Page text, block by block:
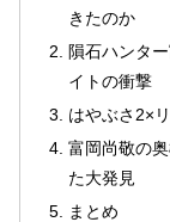
きたのか
隕石ハンタ
イトの衝撃
はやぶさ2×
富岡尚敬の
た大発見
まとめ